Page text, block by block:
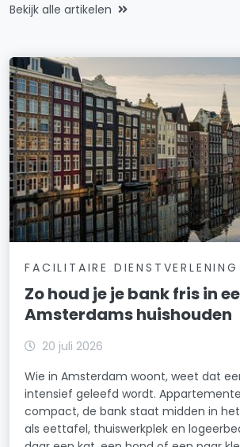
Bekijk alle artikelen
FACILITAIRE DIENSTVERLENING
Zo houd je je bank fris in
Amsterdams huishouden
20 juli 2026
Wie in Amsterdam woont, weet dat
intensief geleefd wordt.
compact, de bank staat midden in
als eettafel, thuiswerkplek en